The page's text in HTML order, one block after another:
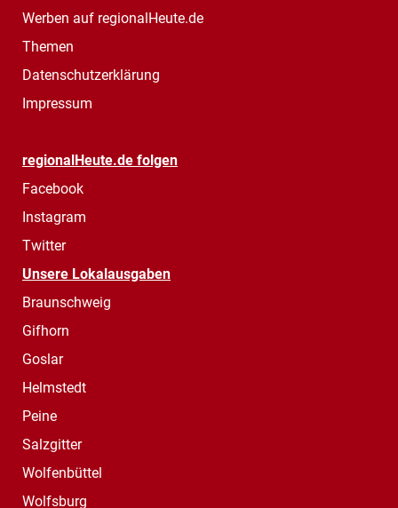
Werben auf regionalHeute.de
Themen
Datenschutzerklärung
Impressum
regionalHeute.de folgen
Facebook
Instagram
Twitter
Unsere Lokalausgaben
Braunschweig
Gifhorn
Goslar
Helmstedt
Peine
Salzgitter
Wolfenbüttel
Wolfsburg